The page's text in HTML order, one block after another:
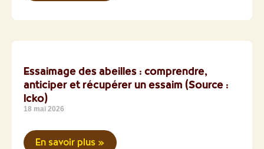
Essaimage des abeilles : comprendre,
anticiper et récupérer un essaim (Source :
Icko)
18 mai 2026
En savoir plus »